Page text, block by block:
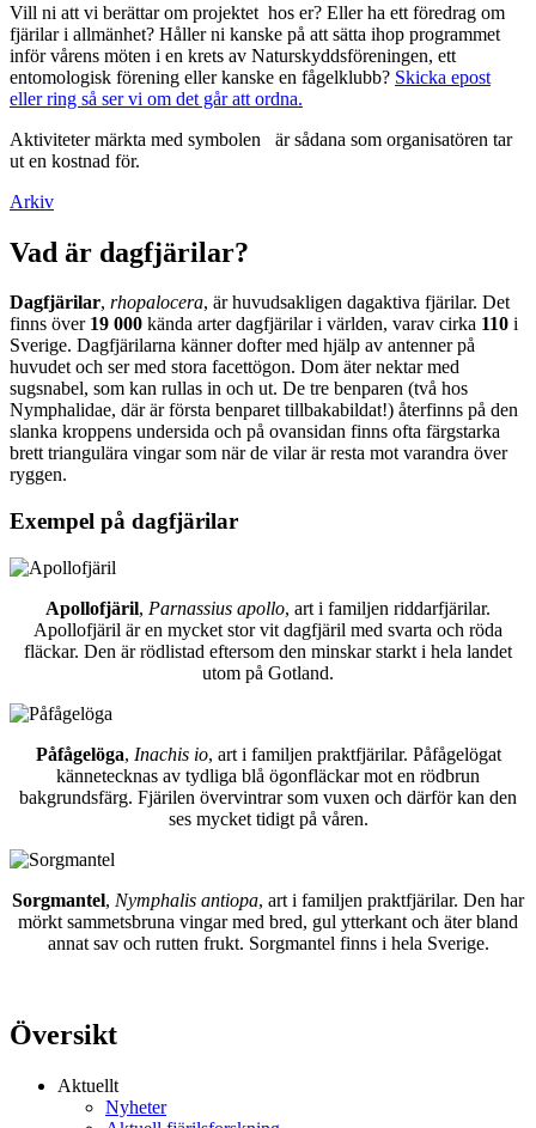
Vill ni att vi berättar om projektet hos er? Eller ha ett föredrag om
fjärilar i allmänhet? Håller ni kanske på att sätta ihop programmet
inför vårens möten i en krets av Naturskyddsföreningen, ett
entomologisk förening eller kanske en fågelklubb? Skicka epost
eller ring så ser vi om det går att ordna.
Aktiviteter märkta med symbolen
är sådana som organisatören tar
ut en kostnad för.
Arkiv
Vad är dagfjärilar?
Dagfjärilar, rhopalocera, är huvudsakligen dagaktiva fjärilar. Det
finns över 19 000 kända arter dagfjärilar i världen, varav cirka 110 i
Sverige. Dagfjärilarna känner dofter med hjälp av antenner på
huvudet och ser med stora facettögon. Dom äter nektar med
sugsnabel, som kan rullas in och ut. De tre benparen (två hos
Nymphalidae, där är första benparet tillbakabildat!) återfinns på den
slanka kroppens undersida och på ovansidan finns ofta färgstarka
brett triangulära vingar som när de vilar är resta mot varandra över
ryggen.
Exempel på dagfjärilar
Apollofjäril, Parnassius apollo, art i familjen riddarfjärilar.
Apollofjäril är en mycket stor vit dagfjäril med svarta och röda
fläckar. Den är rödlistad eftersom den minskar starkt i hela landet
utom på Gotland.
Påfågelöga, Inachis io, art i familjen praktfjärilar. Påfågelögat
kännetecknas av tydliga blå ögonfläckar mot en rödbrun
bakgrundsfärg. Fjärilen övervintrar som vuxen och därför kan den
ses mycket tidigt på våren.
Sorgmantel, Nymphalis antiopa, art i familjen praktfjärilar. Den har
mörkt sammetsbruna vingar med bred, gul ytterkant och äter bland
annat sav och rutten frukt. Sorgmantel finns i hela Sverige.
Översikt
Aktuellt
Nyheter